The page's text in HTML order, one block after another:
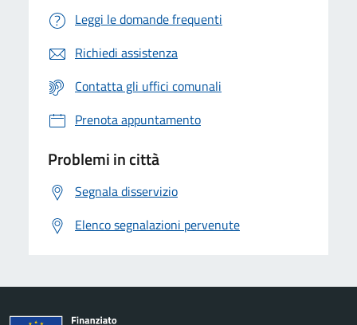
Leggi le domande frequenti
Richiedi assistenza
Contatta gli uffici comunali
Prenota appuntamento
Problemi in città
Segnala disservizio
Elenco segnalazioni pervenute